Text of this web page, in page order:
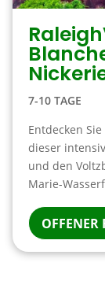
7-10 TAGE
Entdecken
dieser
und den
Marie-